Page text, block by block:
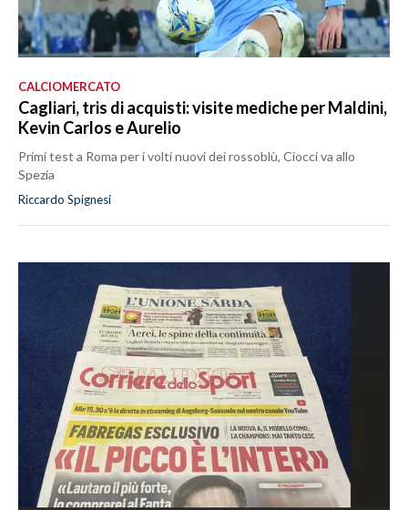
CALCIOMERCATO
Cagliari, tris di acquisti: visite mediche per Maldini,
Kevin Carlos e Aurelio
Primi test a Roma per i volti nuovi dei rossoblù, Ciocci va allo
Spezia
Riccardo Spignesi